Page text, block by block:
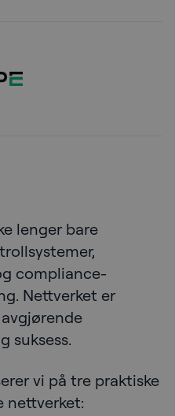
lenger bare
compliance-
Nettverket er
suksess.
vi på tre praktiske
nettverket: